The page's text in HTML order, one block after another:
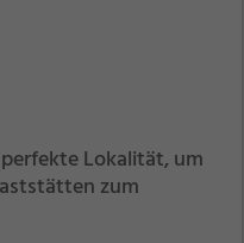
Lokalität, um
zum